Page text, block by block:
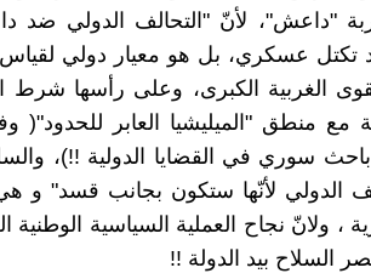
"داعش"، لأنّ "التحالف الدولي ضد
تكتل عسكري، بل هو معيار دولي
القوى الغربية الكبرى، وعلى رأسها
مع منطق "الميليشيا العابر للحدود"(
سوري في القضايا الدولية !!)،
الدولي لأنّها ستكون بجانب قسد" و
، ولانّ نجاح العملية السياسية
السلاح بيد الدولة !!